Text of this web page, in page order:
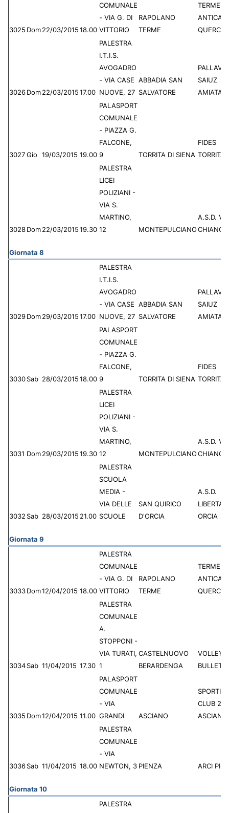
3025 Dom22/03/201518.00
COMUNALE
- VIA G. DI
VITTORIO
RAPOLANO
TERME
TERME
ANTICA
3026Dom22/03/201517.00
PALESTRA
I.T.I.S.
AVOGADRO
- VIA CASE
NUOVE, 27
ABBADIA SAN
SALVATORE
SAIUZ
AMIATA
3027Gio 19/03/2015 19.00
PALASPORT
COMUNALE
- PIAZZA G.
FALCONE,
9
TORRITA DI SIENA
FIDES
TORRITA
3028Dom22/03/201519.30
PALESTRA
LICEI
POLIZIANI -
VIA S.
MARTINO,
12
MONTEPULCIANO
A.S.D.
Giornata 8
3029Dom29/03/201517.00
PALESTRA
I.T.I.S.
AVOGADRO
- VIA CASE
NUOVE, 27
ABBADIA SAN
SALVATORE
SAIUZ
AMIATA
3030Sab 28/03/201518.00
PALASPORT
COMUNALE
- PIAZZA G.
FALCONE,
9
TORRITA DI SIENA
FIDES
TORRITA
3031 Dom29/03/201519.30
PALESTRA
LICEI
POLIZIANI -
VIA S.
MARTINO,
12
MONTEPULCIANO
A.S.D.
3032 Sab 28/03/2015 21.00
PALESTRA
SCUOLA
MEDIA -
VIA DELLE
SCUOLE
SAN QUIRICO
D'ORCIA
A.S.D.
LIBERTAS
ORCIA
Giornata 9
3033Dom12/04/2015 18.00
PALESTRA
COMUNALE
- VIA G. DI
VITTORIO
RAPOLANO
TERME
TERME
ANTICA
3034Sab 11/04/2015 17.30
PALESTRA
COMUNALE
A.
STOPPONI -
VIA TURATI,
1
CASTELNUOVO
BERARDENGA
VOLLEY
3035 Dom12/04/2015 11.00
PALASPORT
COMUNALE
- VIA
GRANDI
ASCIANO
CLUB
3036Sab 11/04/2015 18.00
PALESTRA
COMUNALE
- VIA
NEWTON, 3 PIENZA ARCI
Giornata 10
PALESTRA